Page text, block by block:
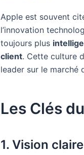
Apple est souvent
l’innovation
toujours plus
client. Cette culture
leader sur le marché
Les Clés
1. Vision